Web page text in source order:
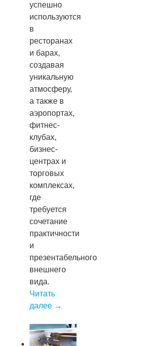
успешно
используются
в
ресторанах
и барах,
создавая
уникальную
атмосферу,
а также в
аэропортах,
фитнес-
клубах,
бизнес-
центрах и
торговых
комплексах,
где
требуется
сочетание
практичности
и
презентабельного
внешнего
вида.
Читать
далее →